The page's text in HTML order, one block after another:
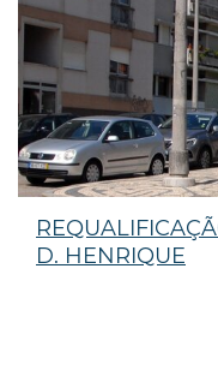
D. HENRIQUE